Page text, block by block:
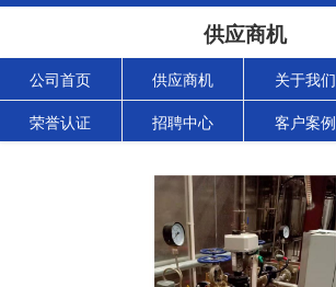
供应商机
公司首页 供应商机 关于我们
荣誉认证 招聘中心 客户案例